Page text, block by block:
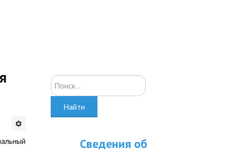
Искать...
Найти
Сведения об